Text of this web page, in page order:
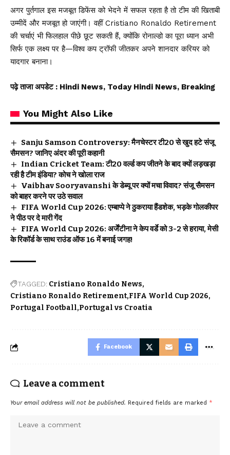
अगर पुर्तगाल इस मजबूत डिफेंस को भेदने में सफल रहता है तो टीम की खिताबी
उम्मीदें और मजबूत हो जाएंगी। वहीं Cristiano Ronaldo Retirement
की चर्चाएं भी फिलहाल पीछे छूट सकती हैं, क्योंकि रोनाल्डो का पूरा ध्यान अभी
सिर्फ एक लक्ष्य पर है—विश्व कप ट्रॉफी जीतकर अपने शानदार करियर को
यादगार बनाना।
पढ़े ताजा अपडेट : Hindi News, Today Hindi News, Breaking
You Might Also Like
Sanju Samson Controversy: मैनचेस्टर टी20 से खुद हटे संजू
सैमसन? जानिए अंदर की पूरी कहानी
Indian Cricket Team: टी20 वर्ल्ड कप जीतने के बाद क्यों लड़खड़ा
रही है टीम इंडिया? कोच ने खोला राज
Vaibhav Sooryavanshi के डेब्यू पर क्यों मचा विवाद? संजू सैमसन
को बाहर करने पर उठे सवाल
FIFA World Cup 2026: एम्बाप्पे ने ठुकराया हैंडशेक, भड़के गोलकीपर
ने पीठ पर दे मारी गेंद
FIFA World Cup 2026: अर्जेंटीना ने केप वर्डे को 3-2 से हराया, मेसी
के रिकॉर्ड के साथ राउंड ऑफ 16 में बनाई जगह!
TAGGED: Cristiano Ronaldo News
Cristiano Ronaldo Retirement FIFA World Cup 2026
Portugal Football Portugal vs Croatia
Facebook
Leave a comment
Your email address will not be published. Required fields are marked *